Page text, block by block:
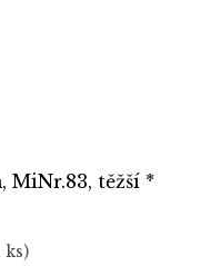
MiNr.83, těžší *
ks)